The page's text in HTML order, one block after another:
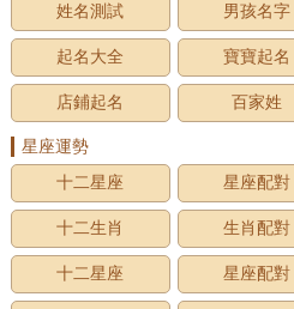
姓名測試
男孩名字
起名大全 寶寶起名
店鋪起名 百家姓
星座運勢
十二星座
星座配對
十二生肖 生肖配對
十二星座 星座配對